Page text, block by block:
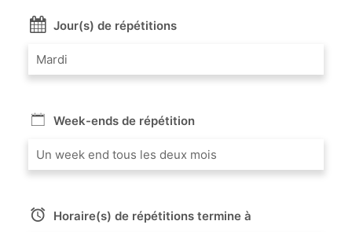
Jour(s) de répétitions
Mardi
Week-ends de répétition
Un week end tous les deux mois
Horaire(s) de répétitions termine à